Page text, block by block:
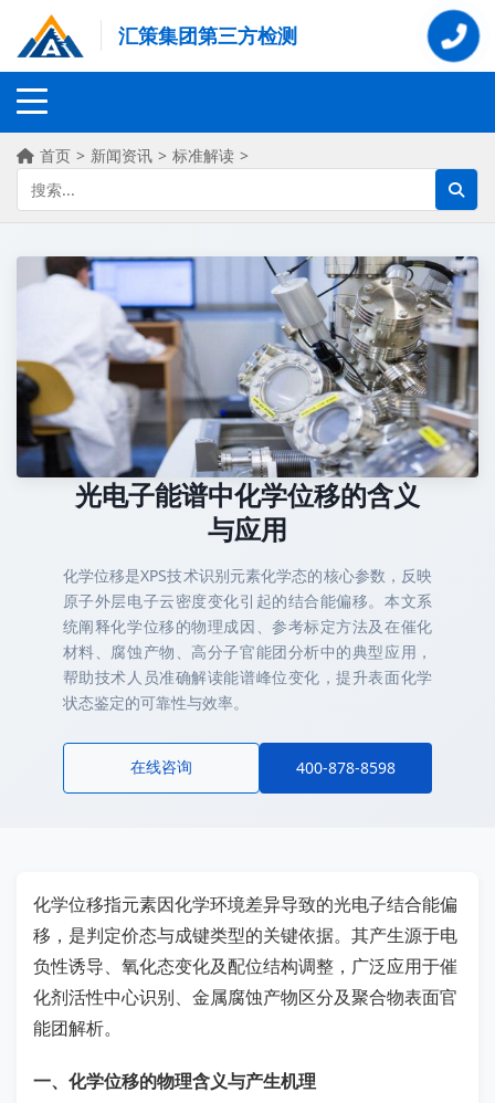
汇策集团第三方检测
首页 > 新闻资讯 > 标准解读 >
光电子能谱中化学位移的含义
与应用
化学位移是XPS技术识别元素化学态的核心参数，反映
原子外层电子云密度变化引起的结合能偏移。本文系
统阐释化学位移的物理成因、参考标定方法及在催化
材料、腐蚀产物、高分子官能团分析中的典型应用，
帮助技术人员准确解读能谱峰位变化，提升表面化学
状态鉴定的可靠性与效率。
在线咨询 400-878-8598
化学位移指元素因化学环境差异导致的光电子结合能偏
移，是判定价态与成键类型的关键依据。其产生源于电
负性诱导、氧化态变化及配位结构调整，广泛应用于催
化剂活性中心识别、金属腐蚀产物区分及聚合物表面官
能团解析。
一、化学位移的物理含义与产生机理